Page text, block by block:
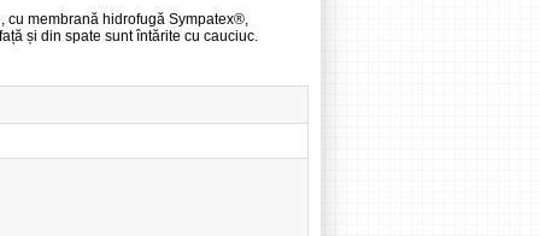
cu membrană hidrofugă Sympatex®,
și din spate sunt întărite cu cauciuc.